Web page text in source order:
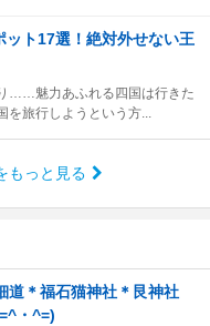
ット17選！絶対外せない王
……魅力あふれる四国は行きた
を旅行しようという方...
もっと見る
＊福石猫神社＊艮神社
・^=)